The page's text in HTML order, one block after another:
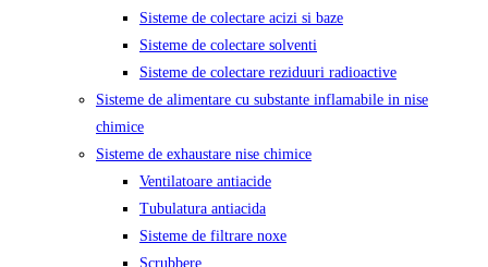
Sisteme de colectare acizi si baze
Sisteme de colectare solventi
Sisteme de colectare reziduuri radioactive
Sisteme de alimentare cu substante inflamabile in nise
chimice
Sisteme de exhaustare nise chimice
Ventilatoare antiacide
Tubulatura antiacida
Sisteme de filtrare noxe
Scrubbere